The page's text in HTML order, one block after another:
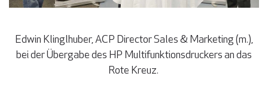
Edwin Klinglhuber, ACP Director Sales & Marketing (m.),
bei der Übergabe des HP Multifunktionsdruckers an das
Rote Kreuz.